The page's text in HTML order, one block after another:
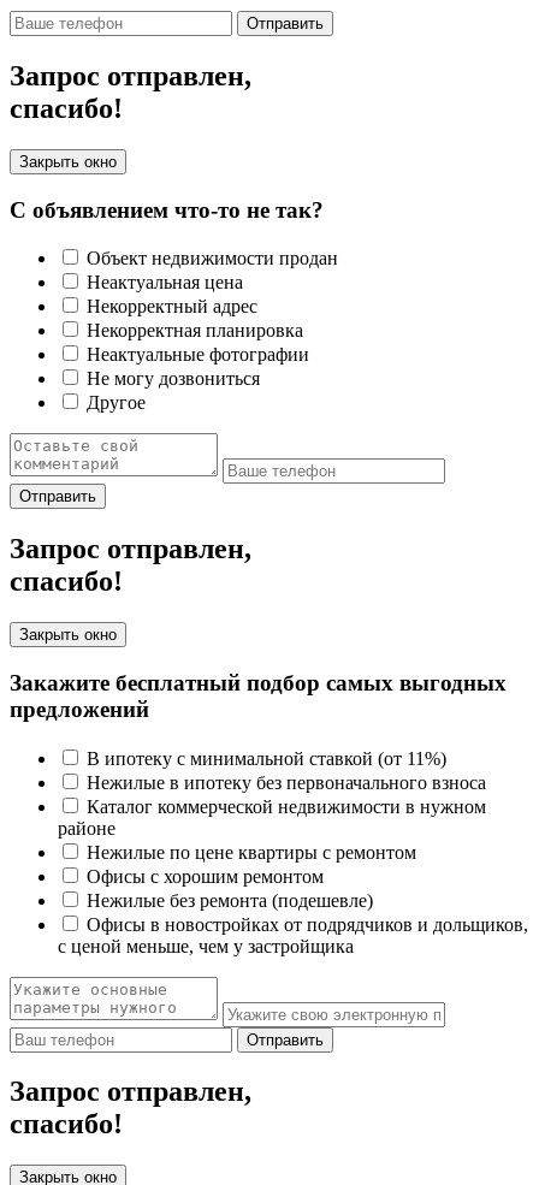
Отправить
Запрос отправлен,
спасибо!
Закрыть окно
С объявлением что-то не так?
Объект недвижимости продан
Неактуальная цена
Некорректный адрес
Некорректная планировка
Неактуальные фотографии
Не могу дозвониться
Другое
Отправить
Запрос отправлен,
спасибо!
Закрыть окно
Закажите бесплатный подбор самых выгодных
предложений
В ипотеку с минимальной ставкой (от 11%)
Нежилые в ипотеку без первоначального взноса
Каталог коммерческой недвижимости в нужном
районе
Нежилые по цене квартиры с ремонтом
Офисы с хорошим ремонтом
Нежилые без ремонта (подешевле)
Офисы в новостройках от подрядчиков и дольщиков,
с ценой меньше, чем у застройщика
Отправить
Запрос отправлен,
спасибо!
Закрыть окно